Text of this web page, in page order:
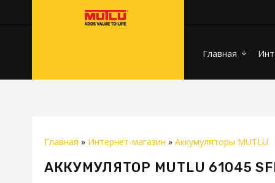
Главная arrow_downward
Главная » Интернет-магазин » Аккумуляторы MUTLU
АККУМУЛЯТОР MUTLU 61045